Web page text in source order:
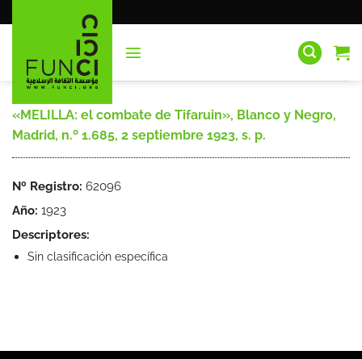
al
«MELILLA: el combate de Tifaruin», Blanco y Negro,
Madrid, n.º 1.685, 2 septiembre 1923, s. p.
Nº Registro: 62096
Año: 1923
Descriptores:
Sin clasificación específica